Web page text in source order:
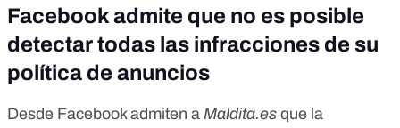
Facebook admite que no es posible
detectar todas las infracciones de su
política de anuncios
Desde Facebook admiten a Maldita.es que la